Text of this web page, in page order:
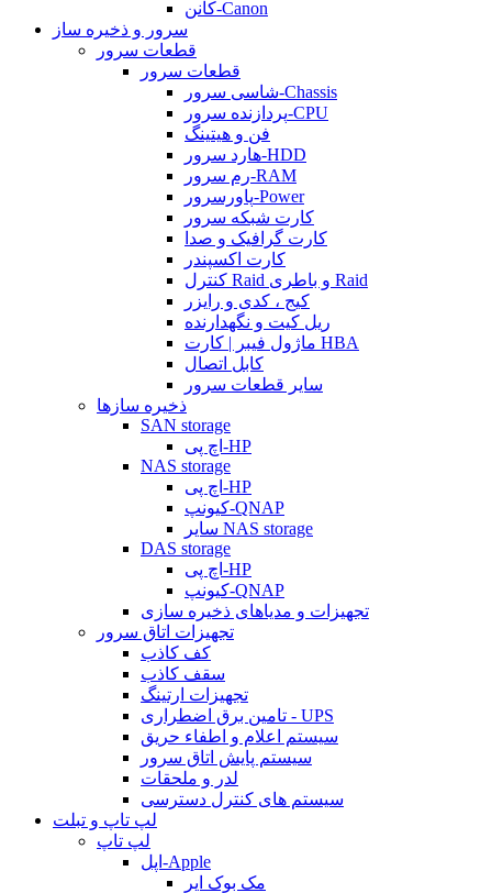
کانن-Canon
سرور و ذخیره ساز
قطعات سرور
قطعات سرور
شاسی سرور-Chassis
پردازنده سرور-CPU
فن و هیتینگ
هارد سرور-HDD
رم سرور-RAM
پاورسرور-Power
کارت شبکه سرور
کارت گرافیک و صدا
کارت اکسپندر
کنترل Raid و باطری Raid
کیج ، کدی و رایزر
ریل کیت و نگهدارنده
ماژول فیبر | کارت HBA
کابل اتصال
سایر قطعات سرور
ذخیره سازها
SAN storage
اچ پی-HP
NAS storage
اچ پی-HP
کیونپ-QNAP
سایر NAS storage
DAS storage
اچ پی-HP
کیونپ-QNAP
تجهیزات و مدیاهای ذخیره سازی
تجهیزات اتاق سرور
کف کاذب
سقف کاذب
تجهیزات ارتینگ
تامین برق اضطراری - UPS
سیستم اعلام و اطفاء حریق
سیستم پایش اتاق سرور
لدر و ملحقات
سیستم های کنترل دسترسی
لپ تاپ و تبلت
لپ تاپ
اپل-Apple
مک بوک ایر